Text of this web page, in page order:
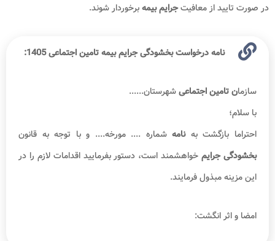
در صورت تایید از معافیتجرایم بیمهبرخوردار شوند.
نامه درخواست بخشودگی جرایم بیمه تامین اجتماعی 1405:
سازمان تامین اجتماعیشهرستان......
با سلام؛
احتراما بازگشت بهنامهشماره .... مورخه.... و با توجه به قانون
بخشودگی جرایمخواهشمند است، دستور بفرمایید اقدامات لازم را در
این مزینه مبذول فرمایند.
امضا و اثر انگشت: